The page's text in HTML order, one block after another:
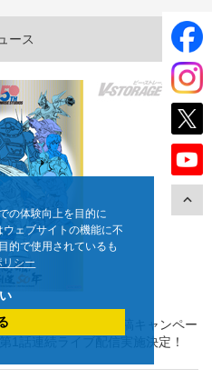
の体験向上を目的に
ェブサイトの機能に不
的で使用されているも
シー
ース
ジュアル公開！X投稿キャンペー
1話連続ライブ配信実施決定！